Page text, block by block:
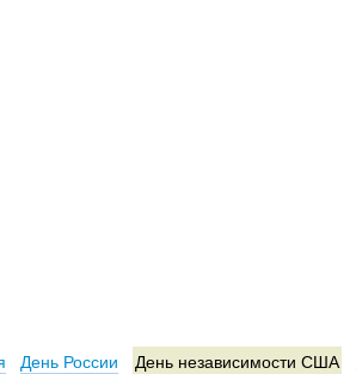
День России День независимости США